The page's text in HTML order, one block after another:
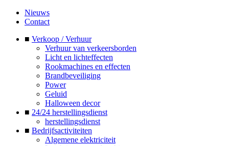
Nieuws
Contact
■ Verkoop / Verhuur
Verhuur van verkeersborden
Licht en lichteffecten
Rookmachines en effecten
Brandbeveiliging
Power
Geluid
Halloween decor
■ 24/24 herstellingsdienst
herstellingsdienst
■ Bedrijfsactiviteiten
Algemene elektriciteit